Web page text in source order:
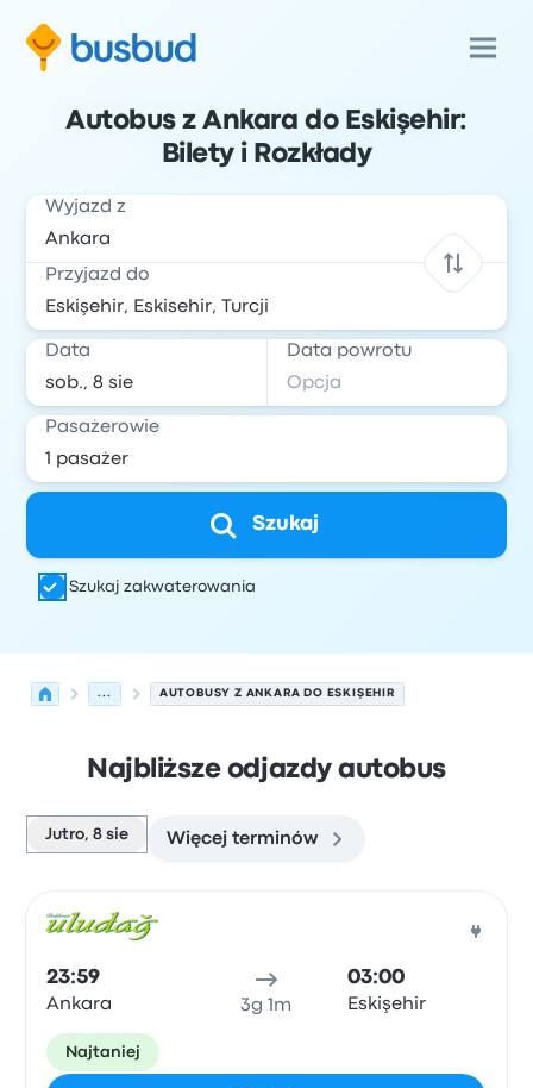
Autobus z Ankara do Eskişehir:
Bilety i Rozkłady
Wyjazd z
Przyjazd do
Data Data powrotu
Pasażerowie
Szukaj
Szukaj zakwaterowania
... AUTOBUSY Z ANKARA DO ESKIŞEHIR
Najbliższe odjazdy autobus
Jutro, 8 sie Więcej terminów
23:59
Ankara 3g 1m
03:00
Eskişehir
Najtaniej